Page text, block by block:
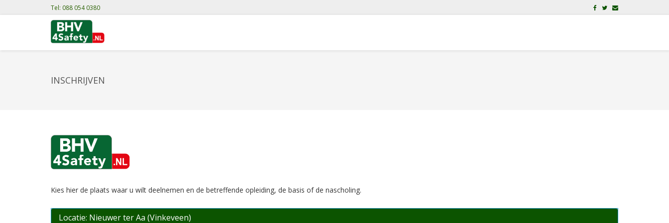
Tel: 088 054 0380
INSCHRIJVEN
Kies hier de plaats waar u wilt deelnemen en de betreffende opleiding, de basis of de nascholing.
Locatie: Nieuwer ter Aa (Vinkeveen)